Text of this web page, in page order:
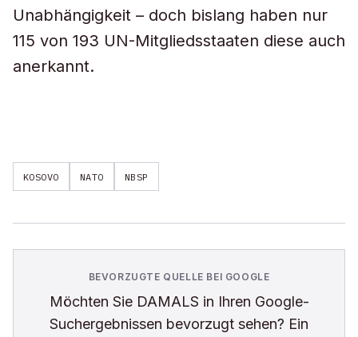
Unabhängigkeit – doch bislang haben nur
115 von 193 UN-Mitgliedsstaaten diese auch
anerkannt.
KOSOVO NATO NBSP
BEVORZUGTE QUELLE BEI GOOGLE
Möchten Sie DAMALS in Ihren Google-
Suchergebnissen bevorzugt sehen? Ein